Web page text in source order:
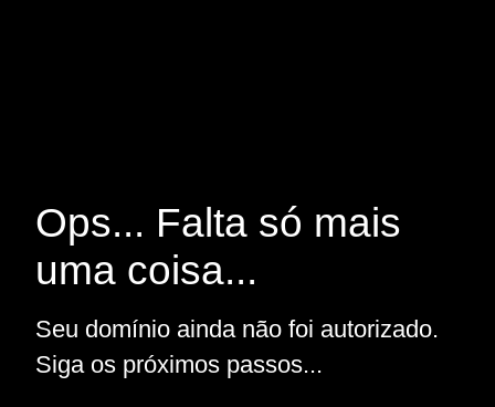
Ops... Falta só mais
uma coisa...
Seu domínio ainda não foi autorizado.
Siga os próximos passos...